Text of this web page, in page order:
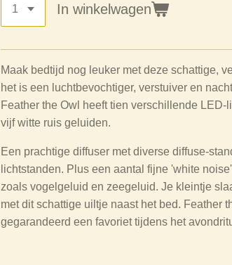
In winkelwagen
Maak bedtijd nog leuker met deze schattige,
het is een luchtbevochtiger, verstuiver en
Feather the Owl heeft tien verschillende LED-
vijf witte ruis geluiden.
Een prachtige diffuser met diverse diffuse-
lichtstanden. Plus een aantal fijne 'white
zoals vogelgeluid en zeegeluid. Je kleintje
met dit schattige uiltje naast het bed. Feather
gegarandeerd een favoriet tijdens het